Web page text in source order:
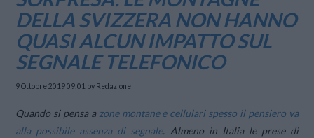
DELLA SVIZZERA NON HANNO
QUASI ALCUN IMPATTO SUL
SEGNALE TELEFONICO
9 Ottobre 2019 09:01 by Redazione
Quando si pensa a zone montane e cellulari spesso il pensiero va
alla possibile assenza di segnale. Almeno in Italia le prese di